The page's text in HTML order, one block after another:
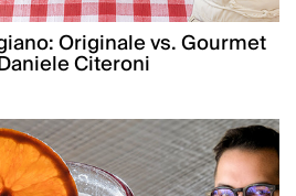
Originale vs. Gourmet
Citeroni